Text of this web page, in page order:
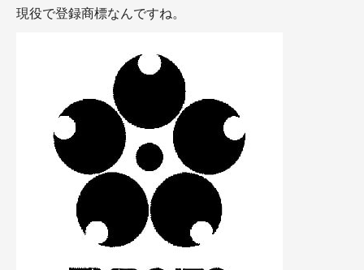
現役で登録商標なんですね。